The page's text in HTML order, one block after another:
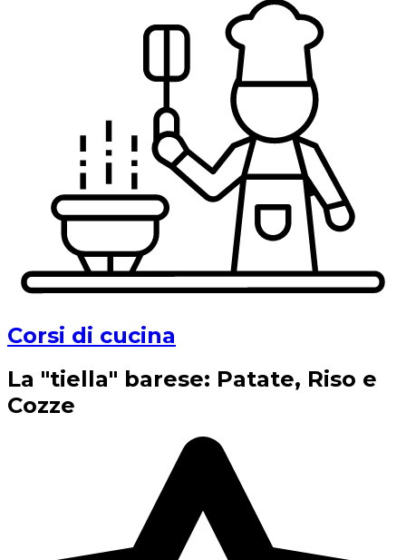
Corsi di cucina
La "tiella" barese: Patate, Riso e
Cozze